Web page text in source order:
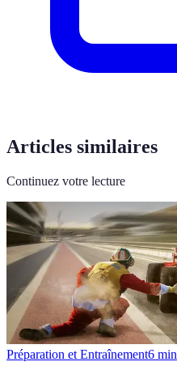
Articles similaires
Continuez votre lecture
Préparation et Entraînement6 min